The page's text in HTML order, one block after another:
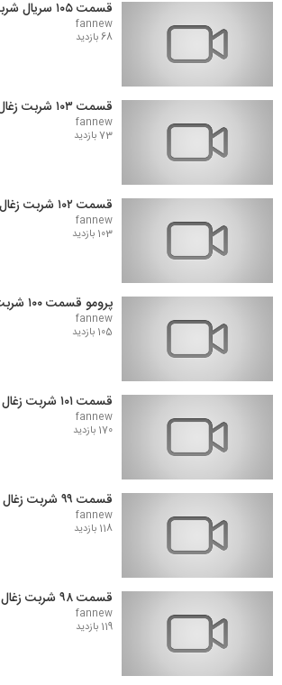
قسمت ۱۰۵ سریال شربت زغال اخته
fannew
68 بازدید
قسمت ۱۰۳ شربت زغال اخته
fannew
73 بازدید
قسمت ۱۰۲ شربت زغال اخته
fannew
103 بازدید
پرومو قسمت ۱۰۰ شربت زغال اخته
fannew
105 بازدید
قسمت ۱۰۱ شربت زغال اخته
fannew
170 بازدید
قسمت ۹۹ شربت زغال اخته
fannew
118 بازدید
قسمت ۹۸ شربت زغال اخته
fannew
119 بازدید